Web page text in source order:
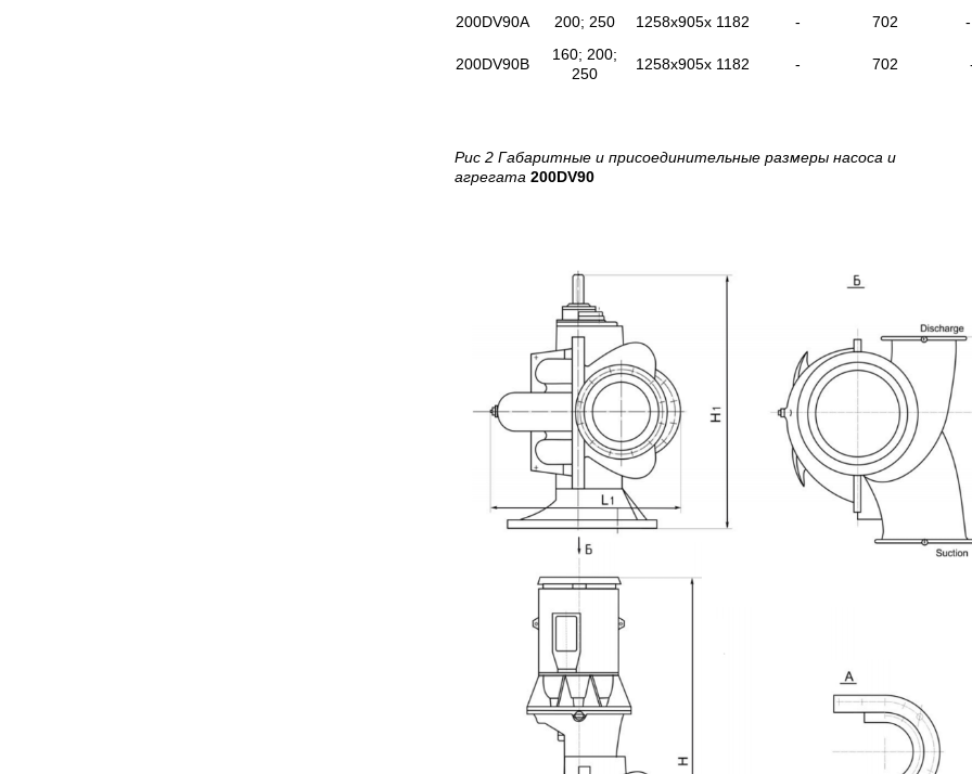
200DV90A 200; 250 1258x905x 1182 - 702 -
200DV90B
160; 200;
250
1258x905x 1182 - 702
Рис 2 Габаритные и присоединительные размеры насоса и
агрегата 200DV90